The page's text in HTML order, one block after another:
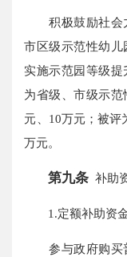
积极鼓励社会力
市区级示范性幼儿
实施示范园等级
为省级、市级示
元、10万元；被评
万元。
第九条 补助
1.定额补助资金
参与政府购买普